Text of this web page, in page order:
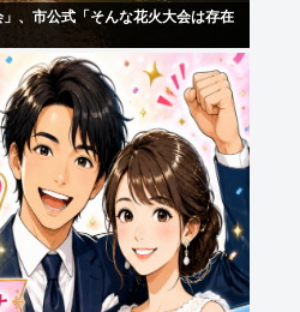
、市公式「そんな花火大会は存在